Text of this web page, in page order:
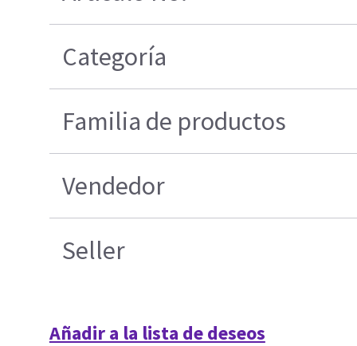
Categoría
Familia de productos
Vendedor
Seller
Añadir a la lista de deseos